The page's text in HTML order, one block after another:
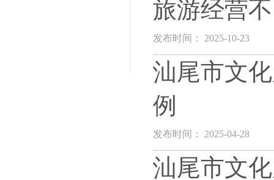
旅游经营
发布时间： 2025-10-23
汕尾市文
例
发布时间： 2025-04-28
汕尾市文